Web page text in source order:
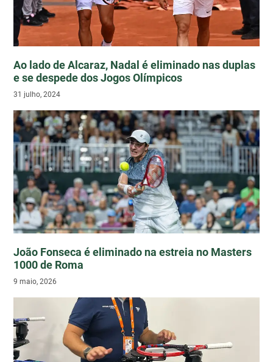
Ao lado de Alcaraz, Nadal é eliminado nas duplas
e se despede dos Jogos Olímpicos
31 julho, 2024
João Fonseca é eliminado na estreia no Masters
1000 de Roma
9 maio, 2026